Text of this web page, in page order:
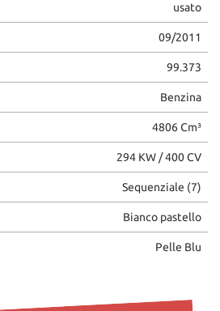
usato
09/2011
99.373
Benzina
4806 Cm³
294 KW / 400 CV
Sequenziale (7)
Bianco pastello
Pelle Blu